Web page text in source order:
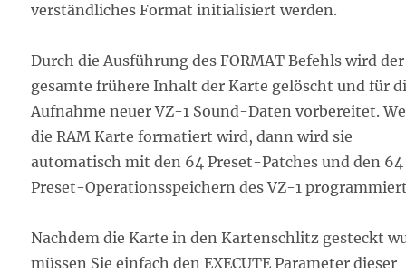
verständliches Format initialisiert werden.
Durch die Ausführung des FORMAT Befehls wird der
gesamte frühere Inhalt der Karte gelöscht und für
Aufnahme neuer VZ-1 Sound-Daten vorbereitet.
die RAM Karte formatiert wird, dann wird sie
automatisch mit den 64 Preset-Patches und den 64
Preset-Operationsspeichern des VZ-1
Nachdem die Karte in den Kartenschlitz gesteckt
müssen Sie einfach den EXECUTE Parameter dieser